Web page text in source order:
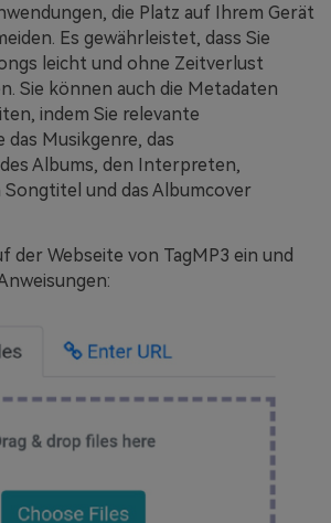
die Platz auf Ihrem Gerät
Es gewährleistet, dass Sie
leicht und ohne Zeitverlust
Sie können auch die Metadaten
indem Sie relevante
Musikgenre, das
Albums, den Interpreten,
und das Albumcover
der Webseite von TagMP3 ein und